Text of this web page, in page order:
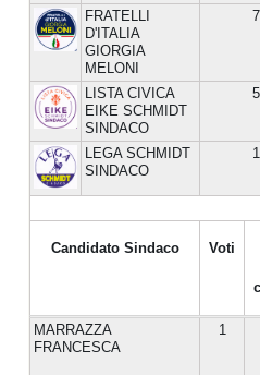
FRATELLI
D'ITALIA
GIORGIA
MELONI
LISTA CIVICA
EIKE SCHMIDT
SINDACO
LEGA SCHMIDT
SINDACO
Candidato Sindaco Voti
MARRAZZA
FRANCESCA
1